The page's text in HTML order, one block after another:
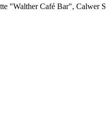
"Walther Café Bar", Calwer